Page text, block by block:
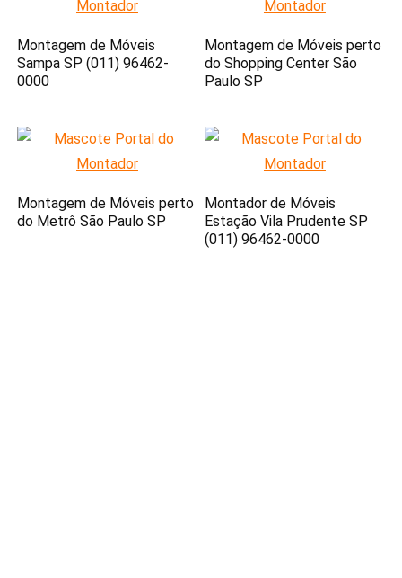
Montagem de Móveis
Sampa SP (011) 96462-
0000
Montagem de Móveis perto
do Shopping Center São
Paulo SP
Montagem de Móveis perto
do Metrô São Paulo SP
Montador de Móveis
Estação Vila Prudente SP
(011) 96462-0000